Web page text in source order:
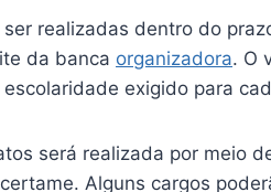
realizadas dentro do
da banca organizadora. O
exigido para
será realizada por meio
Alguns cargos